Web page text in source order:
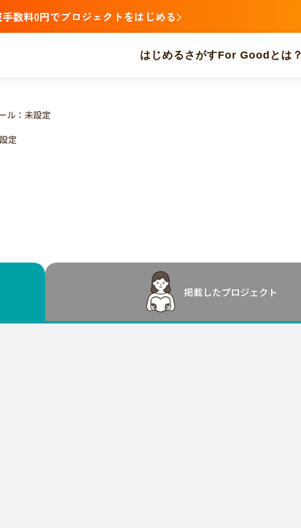
手数料0円でプロジェクトをはじめる
はじめる さがすFor Goodとは？
人数が多い
熊本 大分 宮崎 鹿児島 沖縄
ル：未設定
定
掲載したプロジェクト